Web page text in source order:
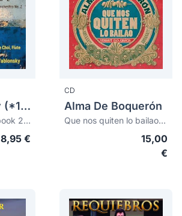
SHOR, Alexey (*1970)
Composer's Notebook 2: Frommy bookshelf, Suite for Piano and Orchestra No.2. Flute Concerto No.1
8,95 €
CD
Alma De Boquerón
Que nos quiten lo bailao (incluye 2 bonus tracks) (digipack)
15,00
€